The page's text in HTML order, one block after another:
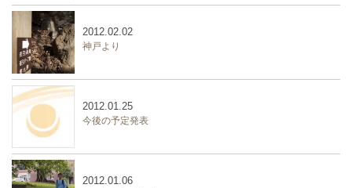
神戸より
2012.02.02
今後の予定発表
2012.01.25
2012.01.06